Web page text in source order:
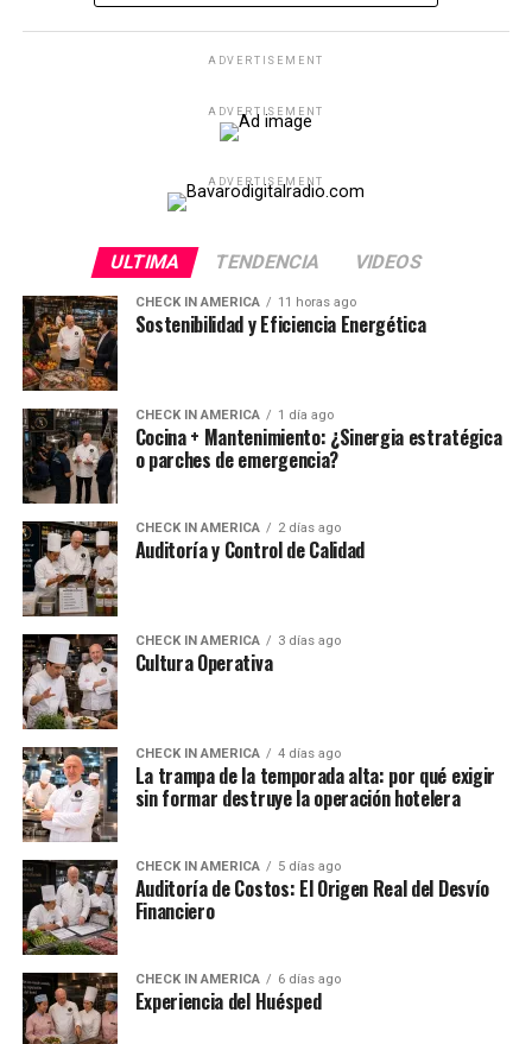
ADVERTISEMENT
ADVERTISEMENT
ADVERTISEMENT
ULTIMA TENDENCIA VIDEOS
CHECK IN AMERICA 11 horas ago
Sostenibilidad y Eficiencia Energética
CHECK IN AMERICA 1 día ago
Cocina + Mantenimiento: ¿Sinergia estratégica
o parches de emergencia?
CHECK IN AMERICA 2 días ago
Auditoría y Control de Calidad
CHECK IN AMERICA 3 días ago
Cultura Operativa
CHECK IN AMERICA 4 días ago
La trampa de la temporada alta: por qué exigir
sin formar destruye la operación hotelera
CHECK IN AMERICA 5 días ago
Auditoría de Costos: El Origen Real del Desvío
Financiero
CHECK IN AMERICA 6 días ago
Experiencia del Huésped